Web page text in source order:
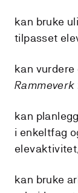
kan bruke
tilpasset
kan
kan
i enkeltfag
kan bruke